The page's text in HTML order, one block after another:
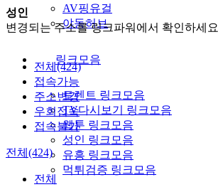
AV핑유걸
야동허브
링크모음
토렌트 링크모음
TV다시보기 링크모음
웹툰 링크모음
성인 링크모음
유흥 링크모음
먹튀검증 링크모음
성인
변경되는 주소를 링크파워에서 확인하세요
전체(424)
접속가능
주소변경
우회접속
접속불가
전체(424)
전체